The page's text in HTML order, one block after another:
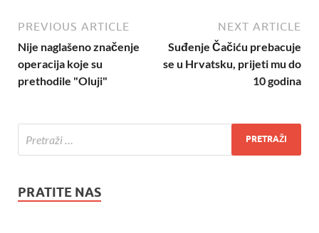
PREVIOUS ARTICLE
Nije naglašeno značenje
operacija koje su
prethodile "Oluji"
NEXT ARTICLE
Suđenje Čačiću prebacuje
se u Hrvatsku, prijeti mu do
10 godina
PRATITE NAS